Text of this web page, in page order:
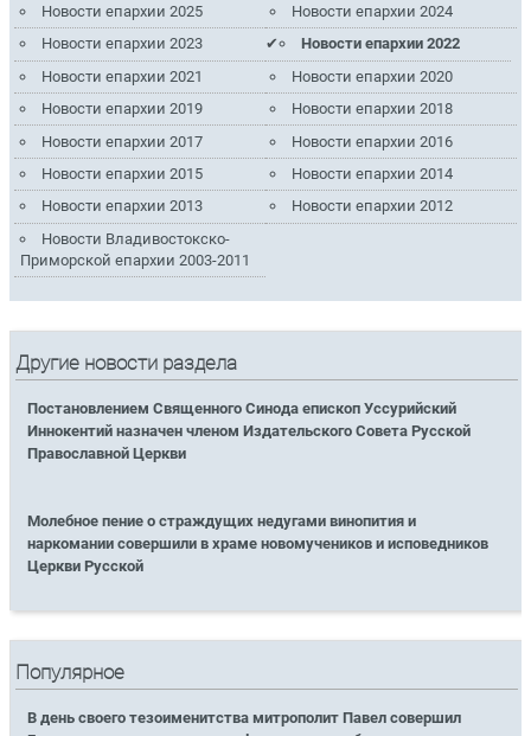
Новости епархии 2025
Новости епархии 2024
Новости епархии 2023
Новости епархии 2022
Новости епархии 2021
Новости епархии 2020
Новости епархии 2019
Новости епархии 2018
Новости епархии 2017
Новости епархии 2016
Новости епархии 2015
Новости епархии 2014
Новости епархии 2013
Новости епархии 2012
Новости Владивостокско-
Приморской епархии 2003-2011
Другие новости раздела
Постановлением Священного Синода епископ Уссурийский
Иннокентий назначен членом Издательского Совета Русской
Православной Церкви
Молебное пение о страждущих недугами винопития и
наркомании совершили в храме новомучеников и исповедников
Церкви Русской
Популярное
В день своего тезоименитства митрополит Павел совершил